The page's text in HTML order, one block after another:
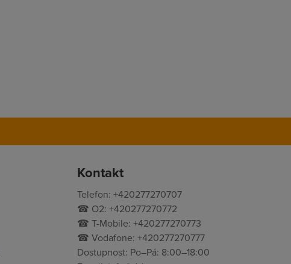
Kontakt
Telefon: +420277270707
☎ O2: +420277270772
☎ T-Mobile: +420277270773
☎ Vodafone: +420277270777
Dostupnost: Po–Pá: 8:00–18:00